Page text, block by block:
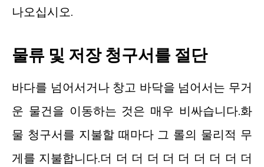
나오십시오.
물류 및 저장 청구서를 절단
바다를 넘어서거나 창고 바닥을 넘어서는 무거
운 물건을 이동하는 것은 매우 비싸습니다.화
물 청구서를 지불할 때마다 그 롤의 물리적 무
게를 지불합니다.더 더 더 더 더 더 더 더 더 더